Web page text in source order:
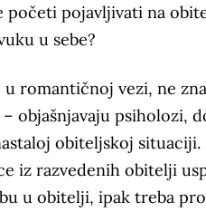
početi pojavljivati na
u sebe?
romantičnoj vezi, ne
objašnjavaju psiholozi,
obiteljskoj situaciji.
iz razvedenih obitelji
u obitelji, ipak treba